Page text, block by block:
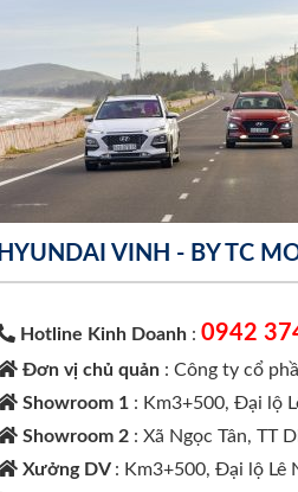
HYUNDAI VINH - BY TC
Hotline Kinh Doanh :0942
Đơn vị chủ quản : Công ty cổ
Showroom 1 : Km3+500, Đại lộ
Showroom 2 : Xã Ngọc Tân, TT
Xưởng DV : Km3+500, Đại lộ Lê